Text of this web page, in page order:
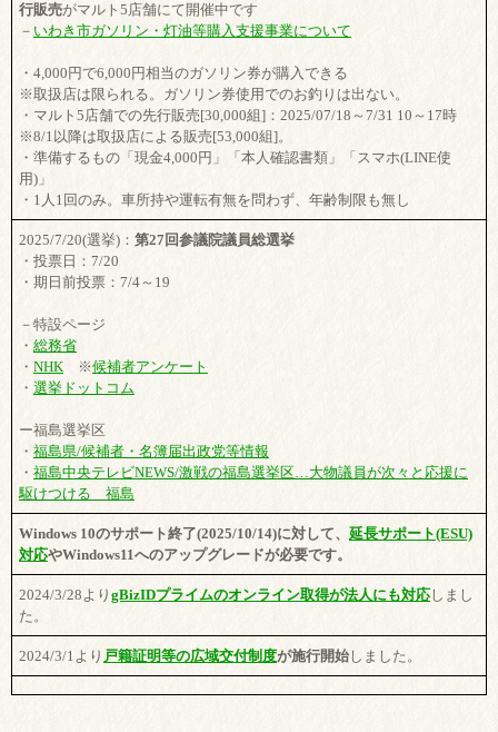
行販売がマルト5店舗にて開催中です
－ いわき市ガソリン・灯油等購入支援事業について
・4,000円で6,000円相当のガソリン券が購入できる
※取扱店は限られる。ガソリン券使用でのお釣りは出ない。
・マルト5店舗での先行販売[30,000組]：2025/07/18～7/31 10～17時
※8/1以降は取扱店による販売[53,000組]。
・準備するもの「現金4,000円」「本人確認書類」「スマホ(LINE使
用)」
・1人1回のみ。車所持や運転有無を問わず、年齢制限も無し
2025/7/20(選挙)： 第27回参議院議員総選挙
・投票日：7/20
・期日前投票：7/4～19
－特設ページ
・ 総務省
・ NHK※候補者アンケート
・ 選挙ドットコム
ー福島選挙区
・ 福島県/候補者・名簿届出政党等情報
・ 福島中央テレビNEWS/激戦の福島選挙区…大物議員が次々と応援に
駆けつける 福島
Windows 10のサポート終了(2025/10/14)に対して、 延長サポート(ESU)
対応やWindows11へのアップグレードが必要です。
2024/3/28より gBizIDプライムのオンライン取得が法人にも対応 しまし
た。
2024/3/1より 戸籍証明等の広域交付制度が施行開始 しました。